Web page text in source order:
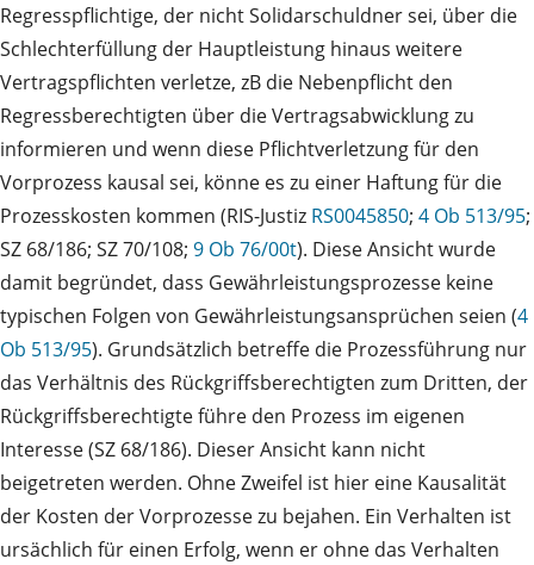
Regresspflichtige, der nicht Solidarschuldner sei, über die
Schlechterfüllung der Hauptleistung hinaus weitere
Vertragspflichten verletze, zB die Nebenpflicht den
Regressberechtigten über die Vertragsabwicklung zu
informieren und wenn diese Pflichtverletzung für den
Vorprozess kausal sei, könne es zu einer Haftung für die
Prozesskosten kommen (RIS-Justiz RS0045850; 4 Ob 513/95;
SZ 68/186; SZ 70/108; 9 Ob 76/00t). Diese Ansicht wurde
damit begründet, dass Gewährleistungsprozesse keine
typischen Folgen von Gewährleistungsansprüchen seien (4
Ob 513/95). Grundsätzlich betreffe die Prozessführung nur
das Verhältnis des Rückgriffsberechtigten zum Dritten, der
Rückgriffsberechtigte führe den Prozess im eigenen
Interesse (SZ 68/186). Dieser Ansicht kann nicht
beigetreten werden. Ohne Zweifel ist hier eine Kausalität
der Kosten der Vorprozesse zu bejahen. Ein Verhalten ist
ursächlich für einen Erfolg, wenn er ohne das Verhalten